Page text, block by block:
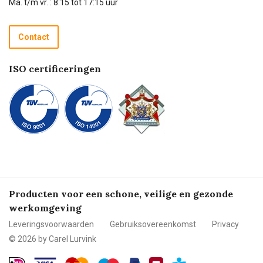
Recycle programma
Betalen
Ma. t/m vr. : 8:15 tot 17:15 uur
Contact
ISO certificeringen
Producten voor een schone, veilige en gezonde
werkomgeving
Leveringsvoorwaarden Gebruiksovereenkomst
Privacy
© 2026 by Carel Lurvink